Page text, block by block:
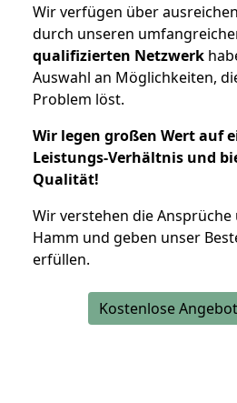
Wir verfügen über
durch unseren
qualifizierten Netzwerk
Auswahl an Möglichkeiten,
Problem löst.
Wir legen großen Wert auf
Leistungs-Verhältnis und
Qualität!
Wir verstehen die
Hamm und geben unser
erfüllen.
Kostenlose